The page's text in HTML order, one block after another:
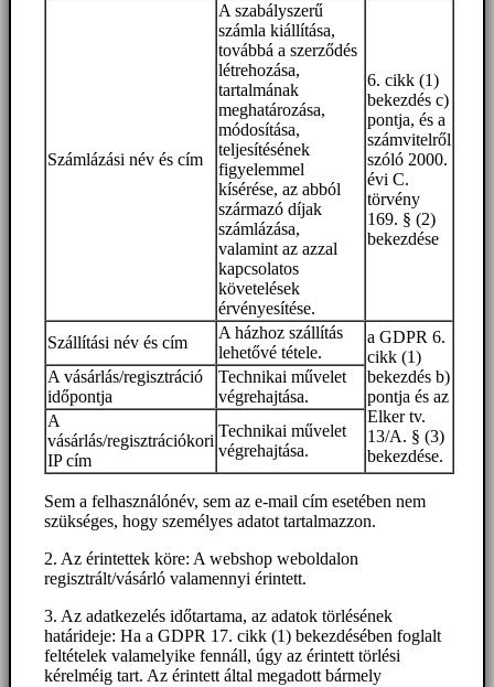
Számlázási név és cím
A szabályszerű
számla kiállítása,
továbbá a szerződés
létrehozása,
tartalmának
meghatározása,
módosítása,
teljesítésének
figyelemmel
kísérése, az abból
származó díjak
számlázása,
valamint az azzal
kapcsolatos
követelések
érvényesítése.
6. cikk (1)
bekezdés c)
pontja, és a
számvitelről
szóló 2000.
évi C.
törvény
169. § (2)
bekezdése
Szállítási név és cím
A házhoz szállítás
lehetővé tétele.
a GDPR 6.
cikk (1)
bekezdés b)
pontja és az
Elker tv.
13/A. § (3)
bekezdése.
A vásárlás/regisztráció
időpontja
Technikai művelet
végrehajtása.
A
vásárlás/regisztrációkori
IP cím
Technikai művelet
végrehajtása.
Sem a felhasználónév, sem az e-mail cím esetében nem
szükséges, hogy személyes adatot tartalmazzon.
2. Az érintettek köre: A webshop weboldalon
regisztrált/vásárló valamennyi érintett.
3. Az adatkezelés időtartama, az adatok törlésének
határideje: Ha a GDPR 17. cikk (1) bekezdésében foglalt
feltételek valamelyike fennáll, úgy az érintett törlési
kérelméig tart. Az érintett által megadott bármely